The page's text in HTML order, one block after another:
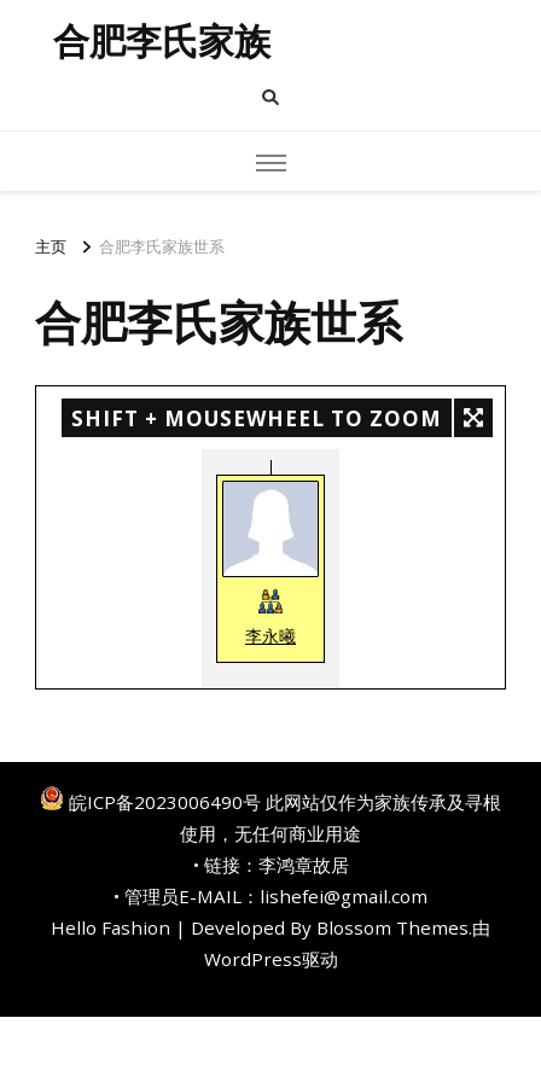
合肥李氏家族
主页 合肥李氏家族世系
合肥李氏家族世系
SHIFT + MOUSEWHEEL TO ZOOM
李永曦
皖ICP备2023006490号 此网站仅作为家族传承及寻根
使用，无任何商业用途
• 链接： 李鸿章故居
• 管理员E-MAIL：lishefei@gmail.com
Hello Fashion | Developed By Blossom Themes.由
WordPress驱动